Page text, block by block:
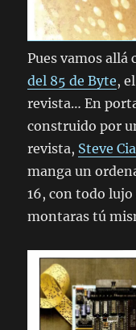
Pues vamos allá
del 85 de Byte,
revista… En
construido por
revista, Steve
manga un
16, con todo lujo
montaras tú